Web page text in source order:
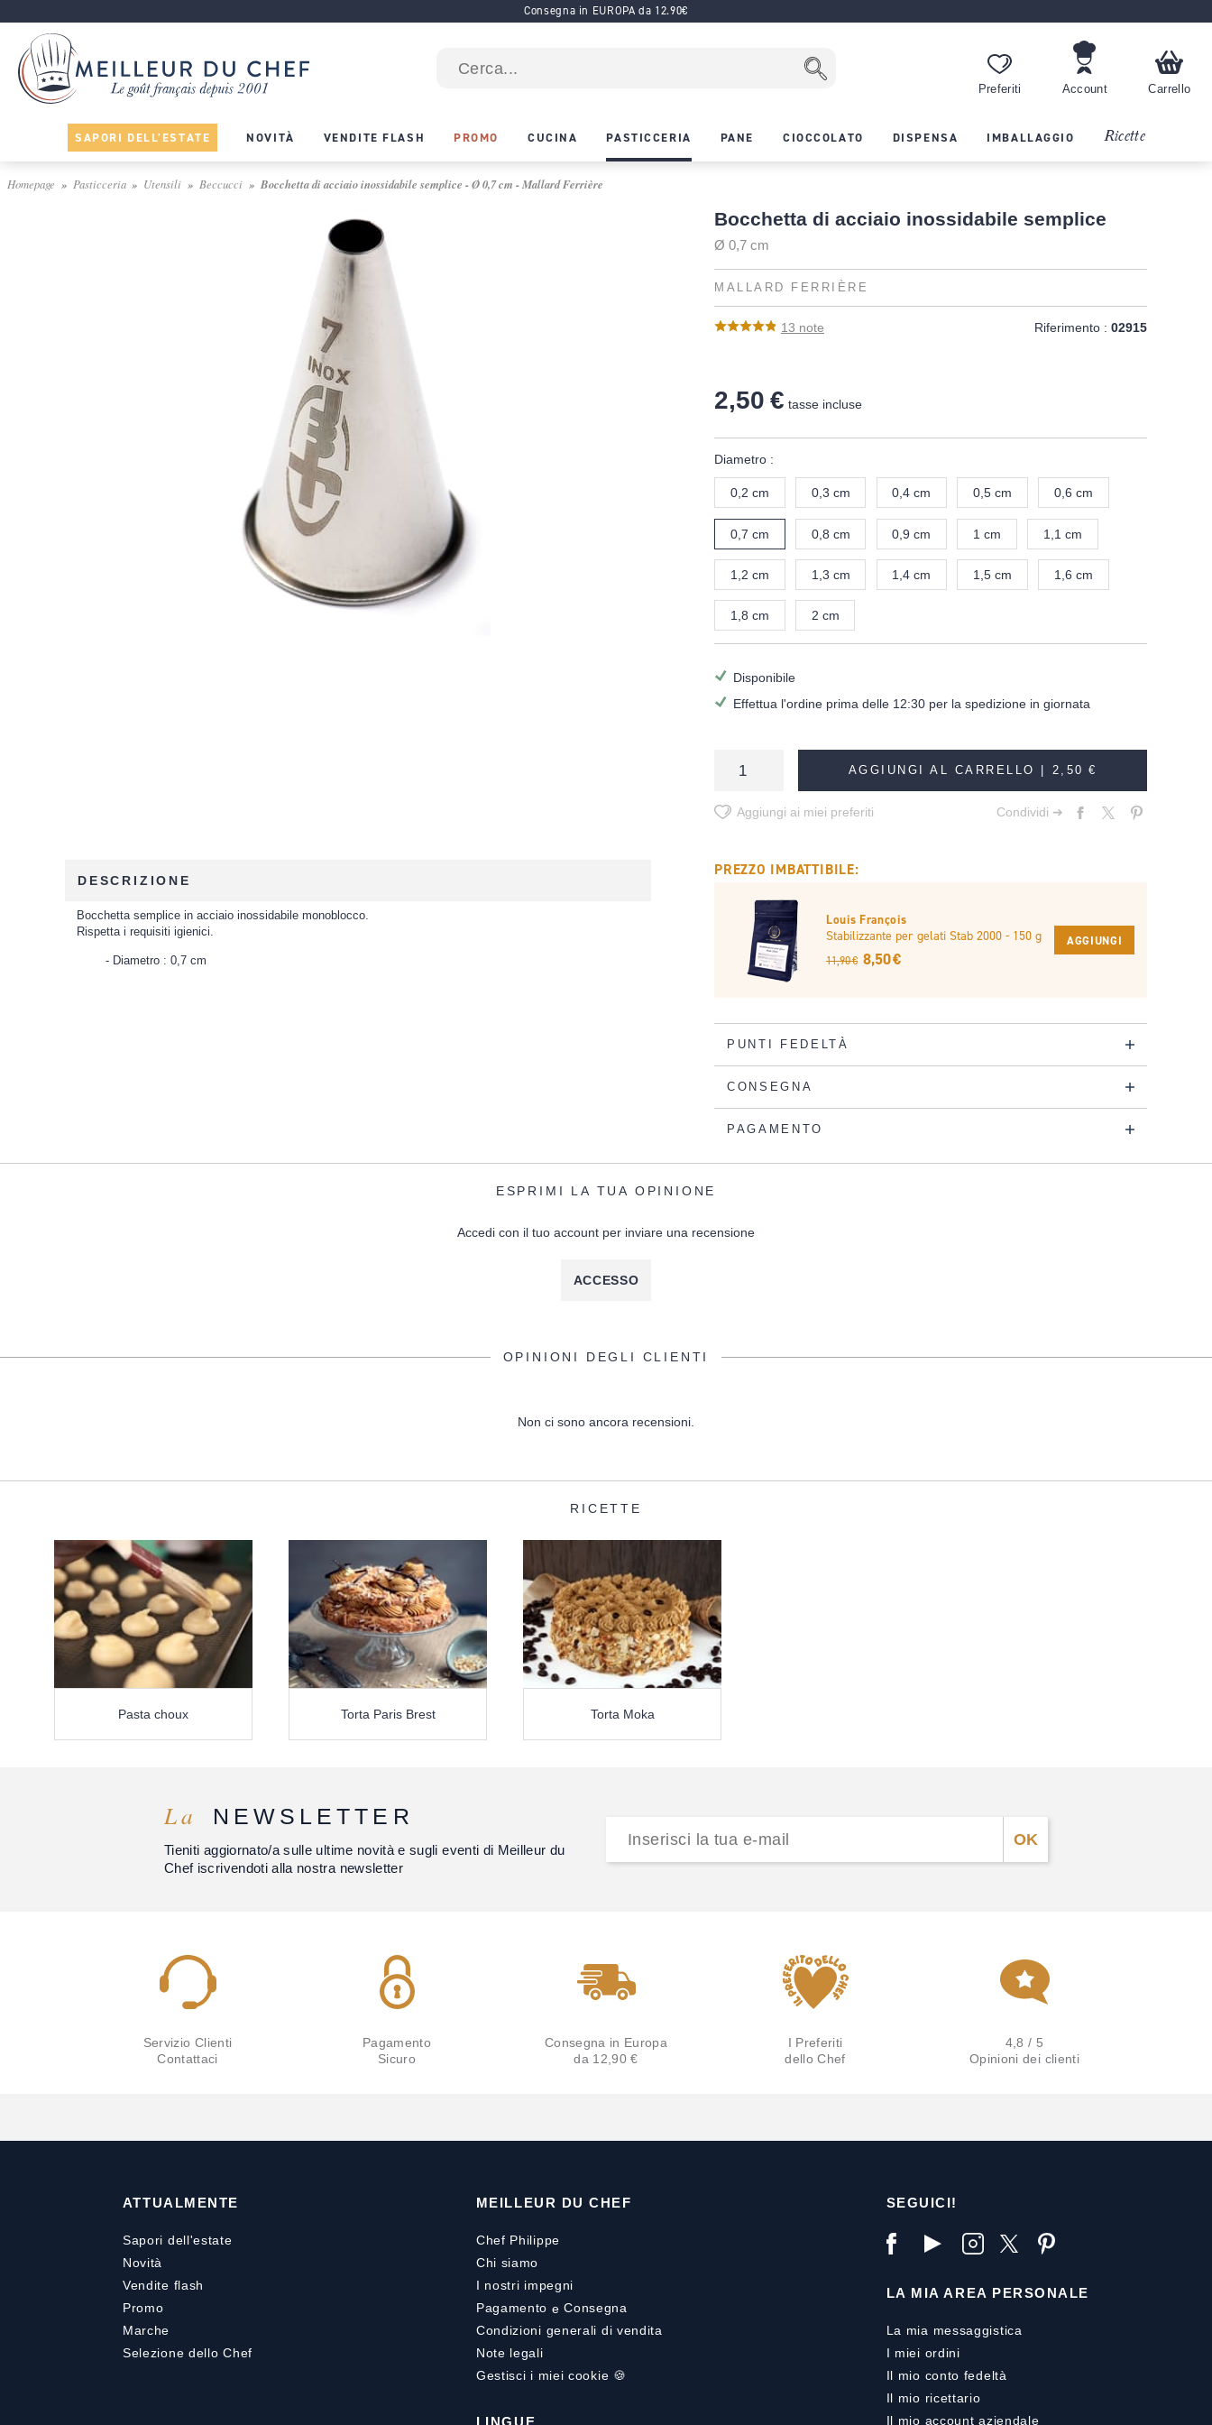
Consegna in EUROPA da 12.90€
Preferiti Account Carrello
SAPORI DELL'ESTATE NOVITÀ VENDITE FLASH PROMO CUCINA PASTICCERIA PANE CIOCCOLATO DISPENSA IMBALLAGGIO Ricette
Homepage Pasticceria Utensili Beccucci Bocchetta di acciaio inossidabile semplice - Ø 0,7 cm - Mallard Ferrière
Bocchetta di acciaio inossidabile semplice
Ø 0,7 cm
MALLARD FERRIÈRE
13 note Riferimento : 02915
2,50 € tasse incluse
Diametro :
0,2 cm 0,3 cm 0,4 cm 0,5 cm 0,6 cm
0,7 cm 0,8 cm 0,9 cm 1 cm 1,1 cm
1,2 cm 1,3 cm 1,4 cm 1,5 cm 1,6 cm
1,8 cm 2 cm
Disponibile
Effettua l'ordine prima delle 12:30 per la spedizione in giornata
AGGIUNGI AL CARRELLO | 2,50 €
Aggiungi ai miei preferiti Condividi ➔
DESCRIZIONE
Bocchetta semplice in acciaio inossidabile monoblocco.
Rispetta i requisiti igienici.
Diametro : 0,7 cm
PREZZO IMBATTIBILE:
Louis François
Stabilizzante per gelati Stab 2000 - 150 g
11,90 € 8,50 €
AGGIUNGI
PUNTI FEDELTÀ
CONSEGNA
PAGAMENTO
ESPRIMI LA TUA OPINIONE
Accedi con il tuo account per inviare una recensione
ACCESSO
OPINIONI DEGLI CLIENTI
Non ci sono ancora recensioni.
RICETTE
Pasta choux Torta Paris Brest Torta Moka
La NEWSLETTER
Tieniti aggiornato/a sulle ultime novità e sugli eventi di Meilleur du
Chef iscrivendoti alla nostra newsletter
Servizio Clienti
Contattaci
Pagamento
Sicuro
Consegna in Europa
da 12,90 €
I Preferiti
dello Chef
4,8 / 5
Opinioni dei clienti
ATTUALMENTE
Sapori dell'estate
Novità
Vendite flash
Promo
Marche
Selezione dello Chef
MEILLEUR DU CHEF
Chef Philippe
Chi siamo
I nostri impegni
Pagamento eConsegna
Condizioni generali di vendita
Note legali
Gestisci i miei cookie 🍪
LINGUE
SEGUICI!
LA MIA AREA PERSONALE
La mia messaggistica
I miei ordini
Il mio conto fedeltà
Il mio ricettario
Il mio account aziendale